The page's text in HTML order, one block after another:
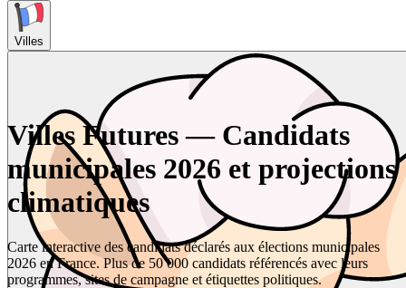
Villes
Villes Futures — Candidats
municipales 2026 et projections
climatiques
Carte interactive des candidats déclarés aux élections municipales
2026 en France. Plus de 50 000 candidats référencés avec leurs
programmes, sites de campagne et étiquettes politiques.